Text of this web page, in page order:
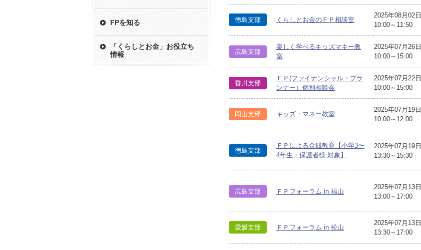
FPを知る
「くらしとお金」お役立ち
情報
徳島支部 くらしとお金のＦＰ相談室
2025年08月02日
10:00～11:50
広島支部
楽しく学べるキッズマネー教
室
2025年07月26日
10:00～15:00
香川支部
ＦＰ(ファイナンシャル・プラ
ンナー）個別相談会
2025年07月22日
10:00～15:00
岡山支部 キッズ・マネー教室
2025年07月19日
10:00～12:00
徳島支部
ＦＰによる金銭教育【小学3〜
4年生・保護者様 対象】
2025年07月19日
13:30～15:30
広島支部 ＦＰフォーラム in 福山
2025年07月13日
13:00～17:00
愛媛支部 ＦＰフォーラム in 松山
2025年07月13日
13:30～17:00